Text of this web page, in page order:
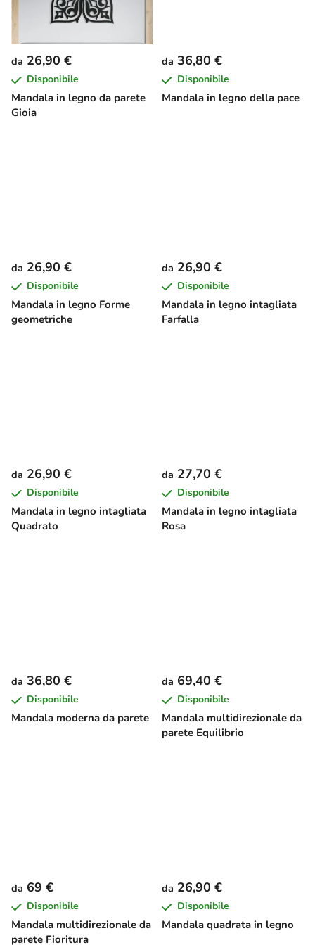
t
Mandala in legno da parete
Gioia
da 26,90 €
Disponibile
Mandala in legno della pace
da 36,80 €
Disponibile
Mandala in legno Forme
geometriche
da 26,90 €
Disponibile
Mandala in legno intagliata
Farfalla
da 26,90 €
Disponibile
Mandala in legno intagliata
Quadrato
da 26,90 €
Disponibile
Mandala in legno intagliata
Rosa
da 27,70 €
Disponibile
Mandala moderna da parete
da 36,80 €
Disponibile
Mandala multidirezionale da
parete Equilibrio
da 69,40 €
Disponibile
Mandala multidirezionale da
parete Fioritura
da 69 €
Disponibile
Mandala quadrata in legno
da 26,90 €
Disponibile